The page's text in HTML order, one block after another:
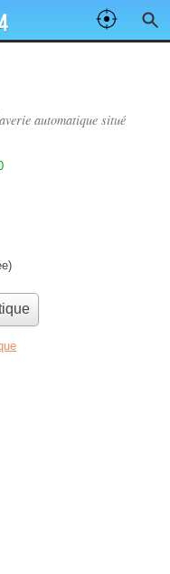
automatique situé